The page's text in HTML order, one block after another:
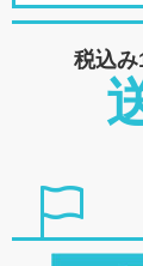
税込